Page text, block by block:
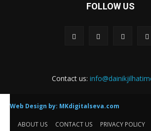
FOLLOW US
Contact us:
Web Design by: MKdigitalseva.com
ABOUT US CONTACT US
PRIVACY POLICY